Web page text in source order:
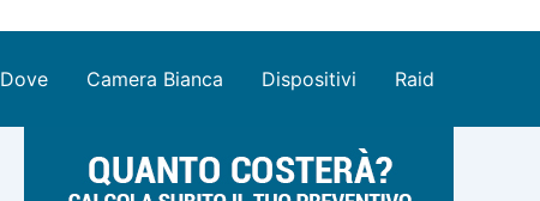
Dove Camera Bianca Dispositivi Raid